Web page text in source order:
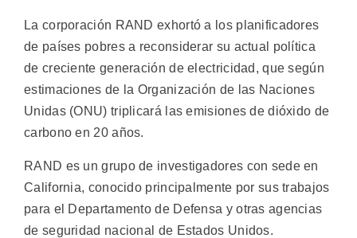
La corporación RAND exhortó a los planificadores
de países pobres a reconsiderar su actual política
de creciente generación de electricidad, que según
estimaciones de la Organización de las Naciones
Unidas (ONU) triplicará las emisiones de dióxido de
carbono en 20 años.
RAND es un grupo de investigadores con sede en
California, conocido principalmente por sus trabajos
para el Departamento de Defensa y otras agencias
de seguridad nacional de Estados Unidos.